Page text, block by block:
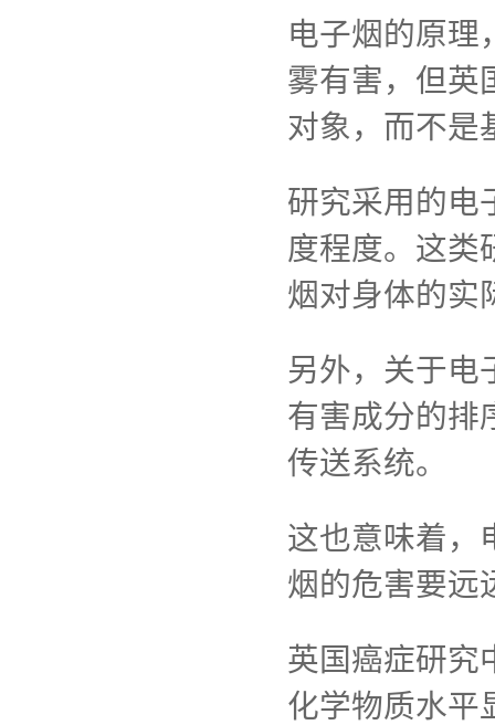
电子烟的原理
雾有害，但英
对象，而不是
研究采用的电
度程度。这类
烟对身体的实
另外，关于电
有害成分的排
传送系统。
这也意味着，
烟的危害要远
英国癌症研究
化学物质水平